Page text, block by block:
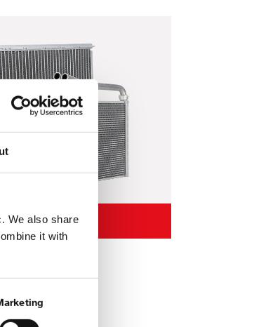
We also share
it with